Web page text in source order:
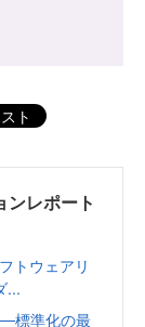
ト
レポート
トウェアリ
...
標準化の最